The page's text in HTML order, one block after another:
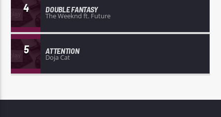
4 DOUBLE FANTASY
The Weeknd ft. Future
5 ATTENTION
Doja Cat